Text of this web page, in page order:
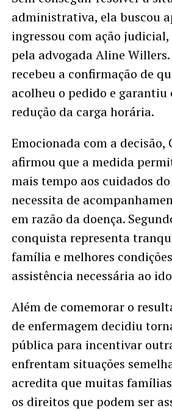
administrativa, ela buscou
ingressou com ação
pela advogada Aline Willers.
recebeu a confirmação de
acolheu o pedido e garantiu
redução da carga horária.
Emocionada com a decisão,
afirmou que a medida
mais tempo aos cuidados
necessita de
em razão da doença.
conquista representa
família e melhores
assistência necessária ao
Além de comemorar o
de enfermagem decidiu
pública para incentivar
enfrentam situações
acredita que muitas
os direitos que podem ser